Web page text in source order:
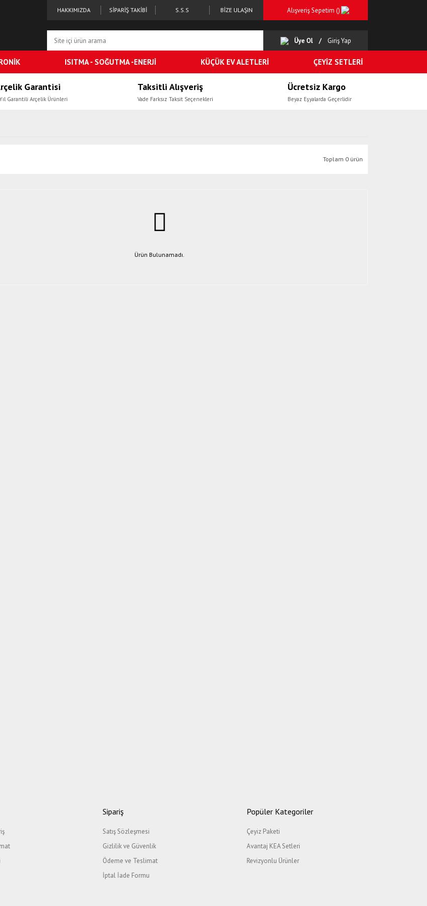
HAKKIMIZDA SİPARİŞ TAKİBİ S.S.S BİZE ULAŞIN Alışveriş Sepetim ()
Üye Ol Giriş Yap
ISITMA - SOĞUTMA -ENERJİ KÜÇÜK EV ALETLERİ ÇEYİZ SETLERİ
Garantisi
Garantili Arçelik Ürünleri
Taksitli Alışveriş
Vade Farksız Taksit Seçenekleri
Ücretsiz Kargo
Beyaz Eşyalarda Geçerlidir
Toplam 0 ürün
Ürün Bulunamadı.
Sipariş
Satış Sözleşmesi
Gizlilik ve Güvenlik
Ödeme ve Teslimat
İptal İade Formu
Popüler Kategoriler
Çeyiz Paketi
Avantaj KEA Setleri
Revizyonlu Ürünler